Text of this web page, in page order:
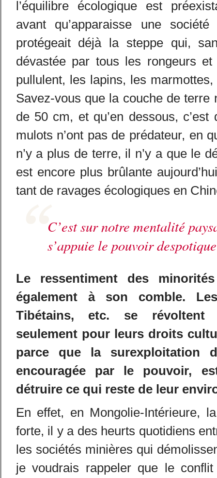
l’équilibre écologique est
avant qu’apparaisse une
protégeait déjà la steppe qui,
dévastée par tous les rongeurs
pullulent, les lapins, les
Savez-vous que la couche de terre
de 50 cm, et qu’en dessous,
mulots n’ont pas de prédateur, en
n’y a plus de terre, il n’y a que le
est encore plus brûlante
tant de ravages écologiques en
C’est sur notre mentalité
s’appuie le pouvoir despotique
Le ressentiment des
également à son comble.
Tibétains, etc. se révoltent
seulement pour leurs droits
parce que la surexploitation
encouragée par le pouvoir,
détruire ce qui reste de leur
En effet, en Mongolie-Intérieure,
forte, il y a des heurts quotidiens
les sociétés minières qui
je voudrais rappeler que le